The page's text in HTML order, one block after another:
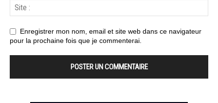
Enregistrer mon nom, email et site web dans ce navigateur
pour la prochaine fois que je commenterai.